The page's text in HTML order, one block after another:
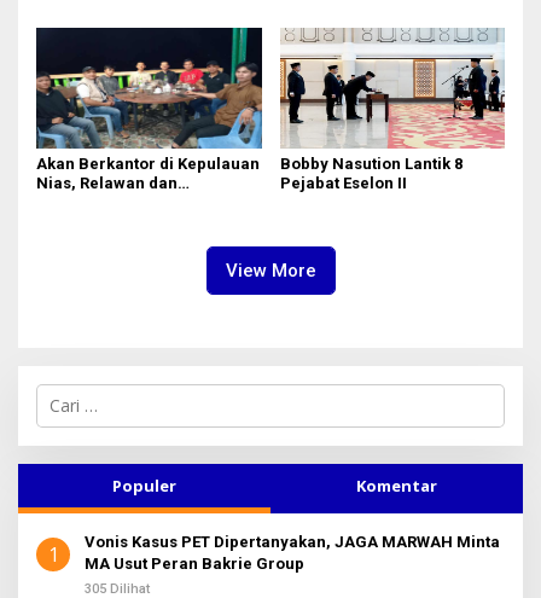
Akan Berkantor di Kepulauan
Nias, Relawan dan
Bobby Nasution Lantik 8
Pejabat Eselon II
View More
C
i
n
u
k
Populer Komentar
1
Vonis Kasus PET Dipertanyakan, JAGA MARWAH Minta
MA Usut Peran Bakrie Group
305 Dilihat